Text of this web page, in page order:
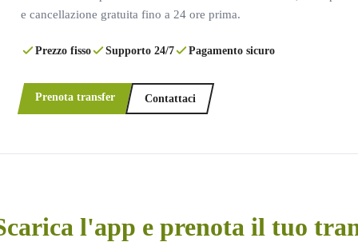
e cancellazione gratuita fino a 24 ore prima.
Prezzo fisso Supporto 24/7 Pagamento sicuro
Prenota transfer Contattaci
l'app e prenota il tuo